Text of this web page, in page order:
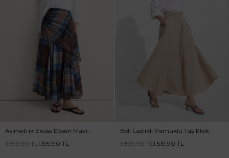
Asimetrik Ekose Desen Mavi
1.999,90TL1.199,90 TL
Beli Lastikli Pamuklu Taş Etek
1.899,90TL1.519,90 TL